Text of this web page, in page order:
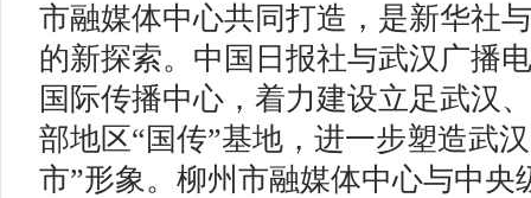
市融媒体中心共同打造，是新华社
的新探索。中国日报社与武汉广播
国际传播中心，着力建设立足武汉
部地区“国传”基地，进一步塑造武
市”形象。柳州市融媒体中心与中央